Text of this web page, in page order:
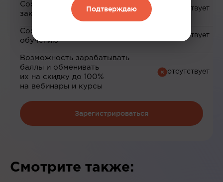
Сохранение материалов в
закладки
Сохранение прогресса по
обучению
Возможность зарабатывать
баллы и обменивать
их на скидку до 100%
на вебинары и курсы
Зарегистрироваться
Смотрите также:
Подтверждаю